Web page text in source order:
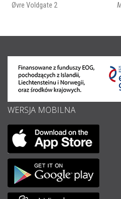
Øvre Voldgate 2
WERSJA MOBILNA